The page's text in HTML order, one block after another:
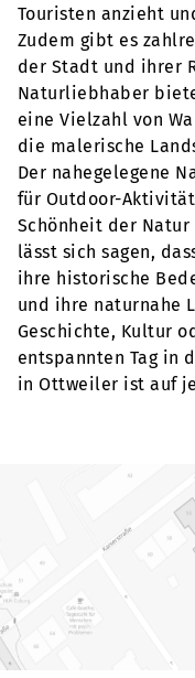
Touristen anzieht
Zudem gibt es
der Stadt und ihrer
Naturliebhaber
eine Vielzahl von
die malerische
Der nahegelegene
für Outdoor-
Schönheit der Natur
lässt sich sagen,
ihre historische
und ihre naturnahe
Geschichte, Kultur
entspannten Tag in
in Ottweiler ist auf